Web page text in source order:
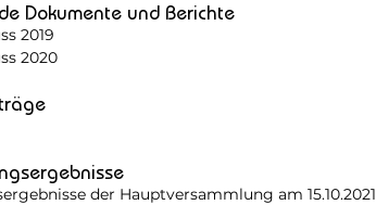
Dokumente und Berichte
2019
2020
der Hauptversammlung am 15.10.2021